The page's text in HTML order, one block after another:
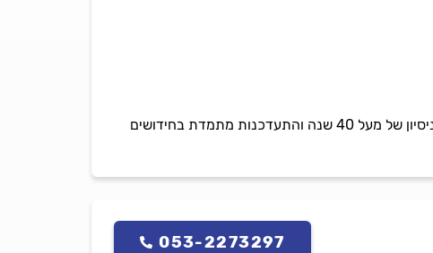
כוכב הקור מספקת שירותי מיזוג אוויר ללקוחות פרטיים וחברות, כולל התקנות ותיקוני מזגנים. עם ניסיון של מעל 40 שנה והתעדכנות מתמדת בחידושים
053-2273297